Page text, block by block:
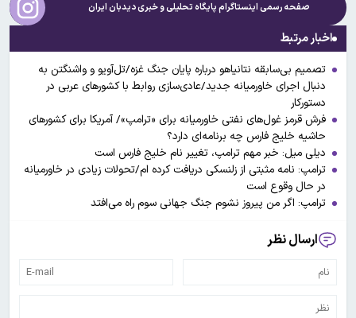
صفحه رسمی اینستاگرام پایگاه تحلیلی و خبریدیدبان ایران
اخبار مرتبط
تصمیم بی‌سابقه نتانیاهو درباره پایان جنگ غزه/تل‌آویو و واشنگتن به
دنبال اجرای خاورمیانه جدید/عادی‌سازی روابط با کشورهای عربی در
دستورکار
فرش قرمز غول‌های نفتی خاورمیانه برای «ترامپ»/ آمریکا برای کشورهای
حاشیه خلیج فارس چه برنامه‌ای دارد؟
دیلی میل: خبر مهم ترامپ، تغییر نام خلیج فارس است
ترامپ: نامه مثبتی از زلنسکی دریافت کرده ام/تحولات زیادی در خاورمیانه
در حال وقوع است
ترامپ: اگر من پیروز نشوم جنگ جهانی سوم راه می‌افتد
ارسال نظر